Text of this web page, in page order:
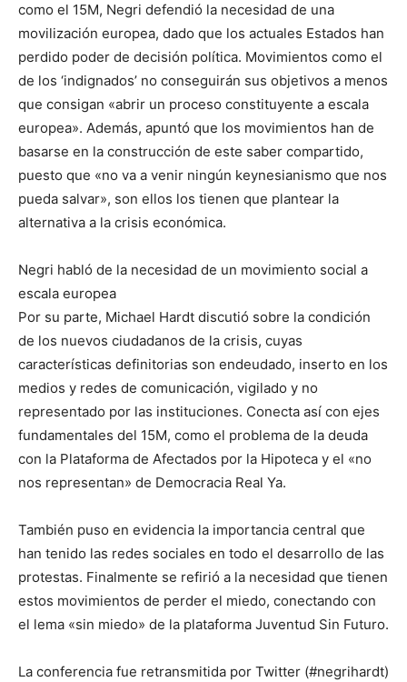
como el 15M, Negri defendió la necesidad de una
movilización europea, dado que los actuales Estados han
perdido poder de decisión política. Movimientos como el
de los ‘indignados’ no conseguirán sus objetivos a menos
que consigan «abrir un proceso constituyente a escala
europea». Además, apuntó que los movimientos han de
basarse en la construcción de este saber compartido,
puesto que «no va a venir ningún keynesianismo que nos
pueda salvar», son ellos los tienen que plantear la
alternativa a la crisis económica.
Negri habló de la necesidad de un movimiento social a
escala europea
Por su parte, Michael Hardt discutió sobre la condición
de los nuevos ciudadanos de la crisis, cuyas
características definitorias son endeudado, inserto en los
medios y redes de comunicación, vigilado y no
representado por las instituciones. Conecta así con ejes
fundamentales del 15M, como el problema de la deuda
con la Plataforma de Afectados por la Hipoteca y el «no
nos representan» de Democracia Real Ya.
También puso en evidencia la importancia central que
han tenido las redes sociales en todo el desarrollo de las
protestas. Finalmente se refirió a la necesidad que tienen
estos movimientos de perder el miedo, conectando con
el lema «sin miedo» de la plataforma Juventud Sin Futuro.
La conferencia fue retransmitida por Twitter (#negrihardt)